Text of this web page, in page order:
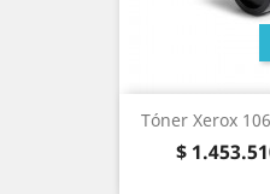
Tóner Xerox
Precio
$